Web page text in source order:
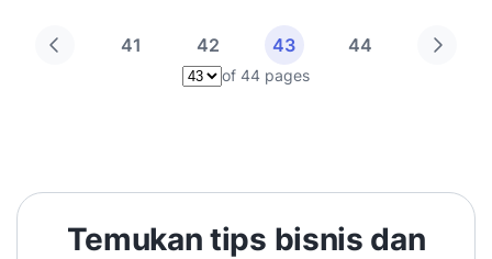
41 42 43
44
Pilih halaman
of 44 pages
Temukan tips bisnis dan